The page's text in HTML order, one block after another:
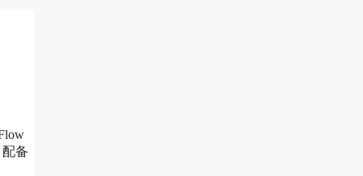
备